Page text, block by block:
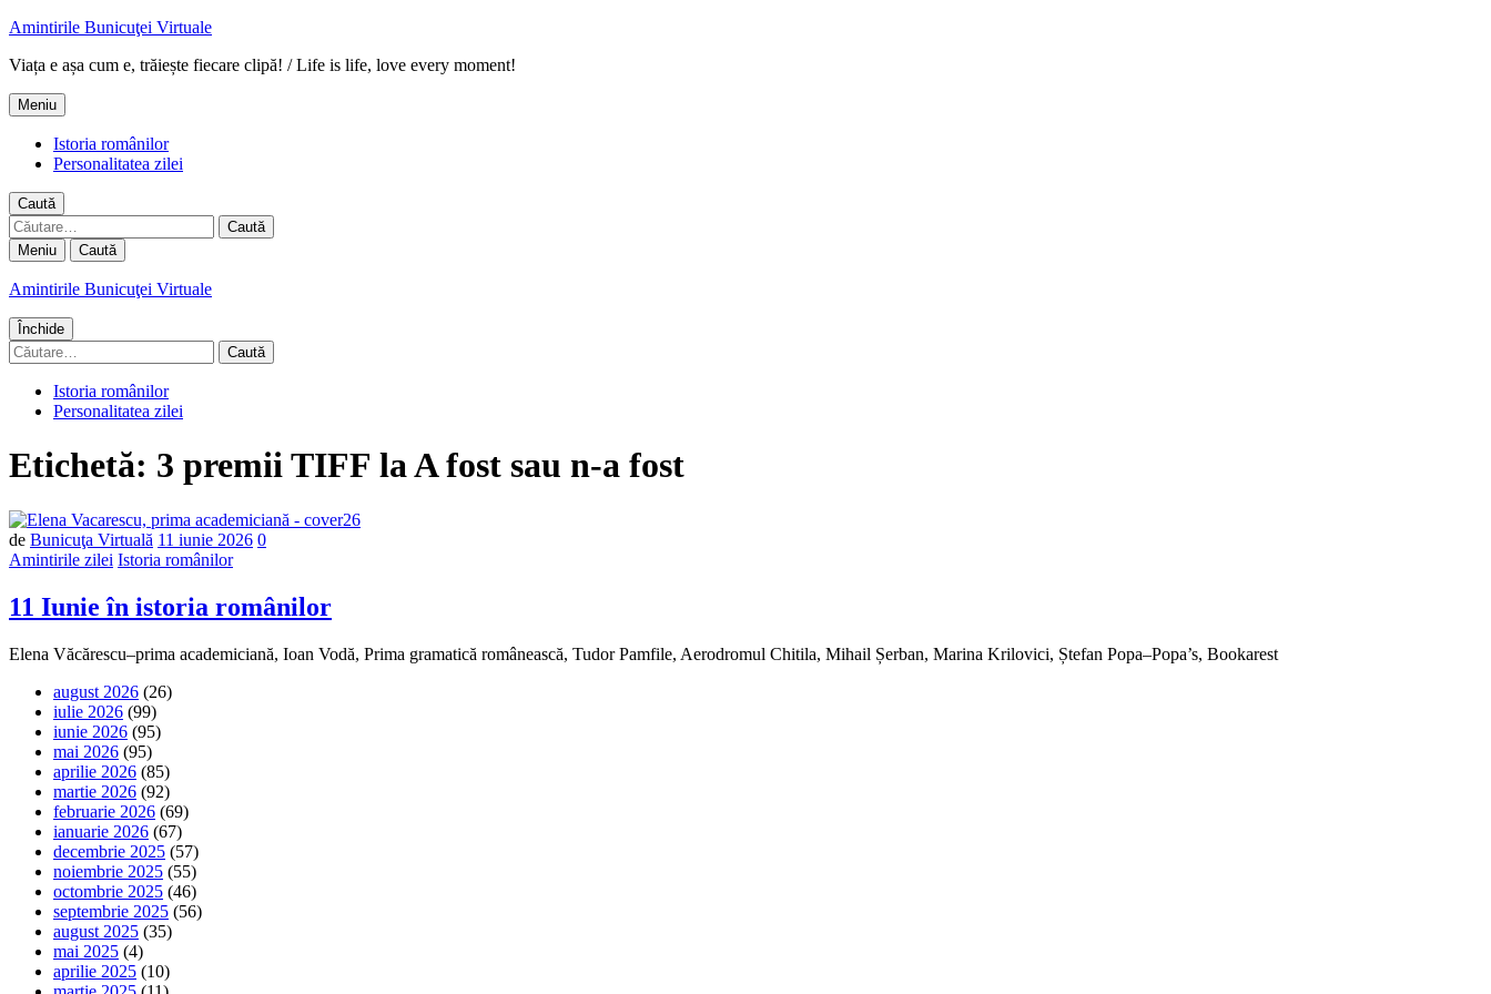
Amintirile Bunicuţei Virtuale
Viața e așa cum e, trăiește fiecare clipă! / Life is life, love every moment!
Meniu
Istoria românilor
Personalitatea zilei
Caută
Caută
după:
Meniu Caută
Amintirile Bunicuţei Virtuale
Închide
Caută
după:
Istoria românilor
Personalitatea zilei
Etichetă: 3 premii TIFF la A fost sau n-a fost
de Bunicuţa Virtuală 11 iunie 2026 Număr
0
Amintirile zilei Istoria românilor
11 Iunie în istoria românilor
Elena Văcărescu–prima academiciană, Ioan Vodă, Prima gramatică românească, Tudor Pamfile, Aerodromul Chitila, Mihail Șerban, Marina Krilovici, Ștefan Popa–Popa’s, Bookarest
august 2026 (26)
iulie 2026 (99)
iunie 2026 (95)
mai 2026 (95)
aprilie 2026 (85)
martie 2026 (92)
februarie 2026 (69)
ianuarie 2026 (67)
decembrie 2025 (57)
noiembrie 2025 (55)
octombrie 2025 (46)
septembrie 2025 (56)
august 2025 (35)
mai 2025 (4)
aprilie 2025 (10)